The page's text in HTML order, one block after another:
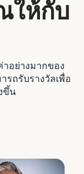
ให้กับ
อย่างมากของ
ถรับรางวัลเพื่อ
ขึ้น